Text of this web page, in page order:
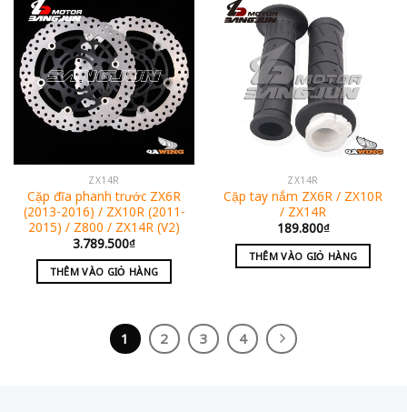
ZX14R
Cặp đĩa phanh trước ZX6R
(2013-2016) / ZX10R (2011-
2015) / Z800 / ZX14R (V2)
3.789.500₫
THÊM VÀO GIỎ HÀNG
ZX14R
Cặp tay nắm ZX6R / ZX10R
/ ZX14R
189.800₫
THÊM VÀO GIỎ HÀNG
1 2 3 4